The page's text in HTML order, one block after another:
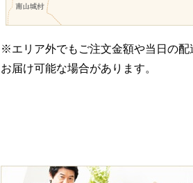
※エリア外でもご注文金額や当日の配
お届け可能な場合があります。